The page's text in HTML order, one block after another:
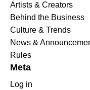
Artists & Creators
Behind the Business
Culture & Trends
News &
Rules
Meta
Log in